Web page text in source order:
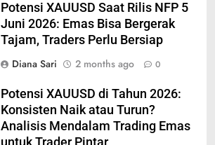
Potensi XAUUSD Saat Rilis NFP 5
Juni 2026: Emas Bisa Bergerak
Tajam, Traders Perlu Bersiap
Diana Sari
2 months ago 0
Potensi XAUUSD di Tahun 2026:
Konsisten Naik atau Turun?
Analisis Mendalam Trading Emas